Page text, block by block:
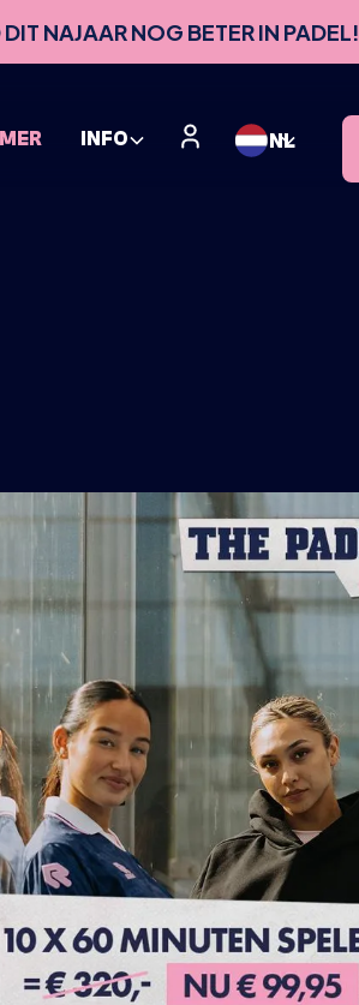
NAJAAR NOG BETER IN PADEL!
INFO NL